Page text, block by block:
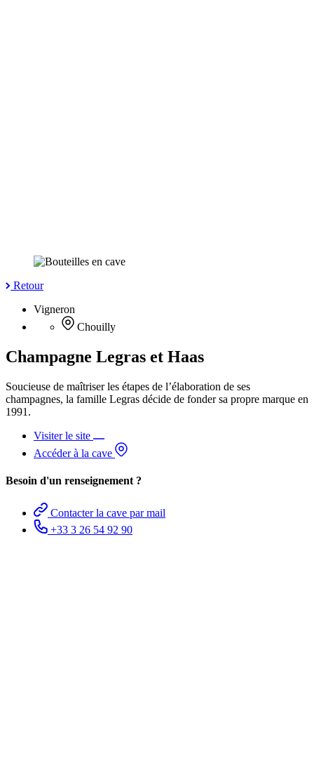
Retour
Vigneron
Chouilly
Champagne Legras et Haas
Soucieuse de maîtriser les étapes de l’élaboration de ses
champagnes, la famille Legras décide de fonder sa propre marque en
1991.
Visiter le site
Accéder à la cave
Besoin d'un renseignement ?
Contacter la cave par mail
+33 3 26 54 92 90